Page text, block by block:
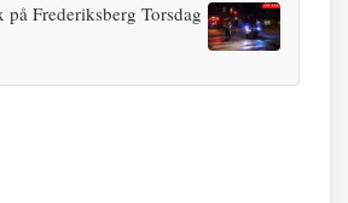
på Frederiksberg Torsdag